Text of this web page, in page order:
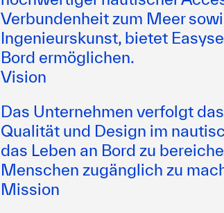
Verbundenheit zum Meer
Ingenieurskunst, bietet
Bord ermöglichen.
Vision
Das Unternehmen verfolgt
Qualität und Design im
das Leben an Bord zu
Menschen zugänglich zu
Mission